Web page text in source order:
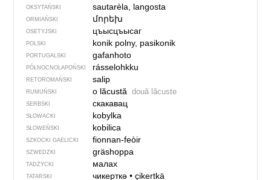
OKSYTAŃSKI sautarèla, langosta
ORMIAŃSKI մորեխ
OSETYJSKI цъысцъысаг
POLSKI konik polny, pasikonik
PORTUGALSKI gafanhoto
PÓŁNOCNO­LA­POŃ­SKI rásselohkku
RETOROMAŃSKI salip
RUMUŃSKI o lăcustă două lăcuste
SERBSKI скакавац
SŁOWACKI kobylka
SŁOWEŃSKI kobilica
SZKOCKI GAELICKI fionnan-feòir
SZWEDZKI gräshoppa
TADŻYCKI малах
TATARSKI чикерткә• çikertkä